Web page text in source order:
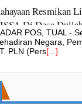
Resmikan
Di Desa
POS, TUAL -
Negara,
PLN (Pers[...]